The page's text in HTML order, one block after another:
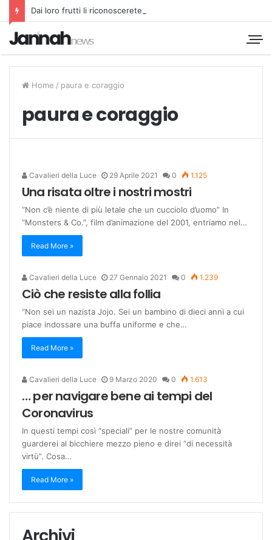
Dai loro frutti li riconoscerete
Home / paura e coraggio
paura e coraggio
Cavalieri della Luce 29 Aprile 2021 0 1.125
Una risata oltre i nostri mostri
“Non c’è niente di più letale che un cucciolo d’uomo” In
“Monsters & Co.”, film d’animazione del 2001, entriamo nel…
Read More »
Cavalieri della Luce 27 Gennaio 2021 0 1.239
Ciò che resiste alla follia
“Non sei un nazista Jojo. Sei un bambino di dieci anni a cui
piace indossare una buffa uniforme e che…
Read More »
Cavalieri della Luce 9 Marzo 2020 0 1.613
… per navigare bene ai tempi del
Coronavirus
In questi tempi così “speciali” per le nostre comunità
guarderei al bicchiere mezzo pieno e direi “di necessità
virtù”. Cosa…
Read More »
Archivi